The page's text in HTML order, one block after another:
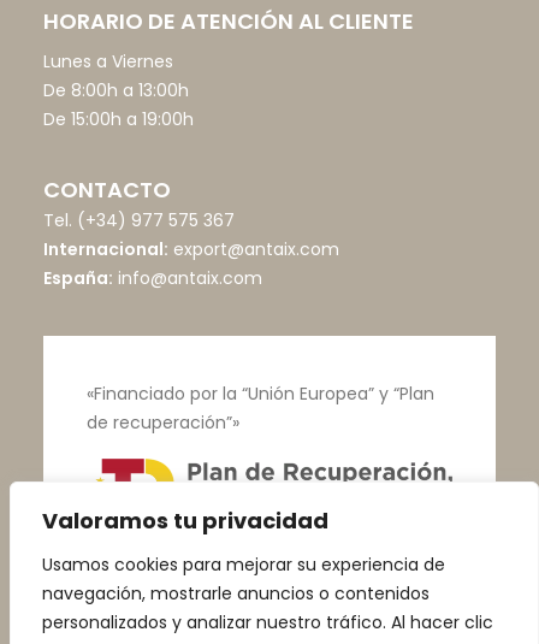
Valoramos tu privacidad
Usamos cookies para mejorar su experiencia de
navegación, mostrarle anuncios o contenidos
personalizados y analizar nuestro tráfico. Al hacer clic
HORARIO DE ATENCIÓN AL CLIENTE
Lunes a Viernes
De 8:00h a 13:00h
De 15:00h a 19:00h
CONTACTO
Tel. (+34) 977 575 367
Internacional: export@antaix.com
España: info@antaix.com
«Financiado por la “Unión Europea” y “Plan
de recuperación”»